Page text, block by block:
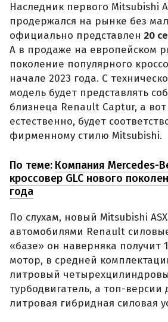
Наследник первого Mitsubishi
продержался на рынке без
официально представлен 20
А в продаже на европейском
поколение популярного
начале 2023 года. С
модель будет представлять
близнеца Renault Captur, а
естественно, будет
фирменному стилю Mitsubishi.
По теме: Компания Mercedes-
кроссовер GLC нового
года
По слухам, новый Mitsubishi
автомобилями Renault
«базе» он наверняка получит
мотор, в средней
литровый
турбодвигатель, а топ-версии
литровая гибридная силовая